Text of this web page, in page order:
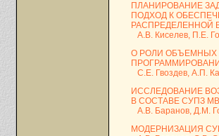
ПЛАНИРОВАНИЕ
ПОДХОД К
РАСПРЕДЕЛЕННОЙ
А.В. Киселев, П.Е.
О РОЛИ ОБЪЕМНЫХ
С.Е. Гвоздев, А.П.
ИССЛЕДОВАНИЕ
В СОСТАВЕ СУПЗ
А.В. Баранов, Д.М.
МОДЕРНИЗАЦИЯ